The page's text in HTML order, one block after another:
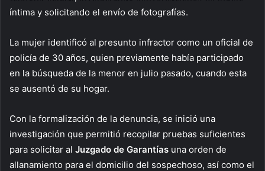
íntima y solicitando el envío de fotografías.
La mujer identificó al presunto infractor como un oficial de
policía de 30 años, quien previamente había participado
en la búsqueda de la menor en julio pasado, cuando esta
se ausentó de su hogar.
Con la formalización de la denuncia, se inició una
investigación que permitió recopilar pruebas suficientes
para solicitar al Juzgado de Garantías una orden de
allanamiento para el domicilio del sospechoso, así como el